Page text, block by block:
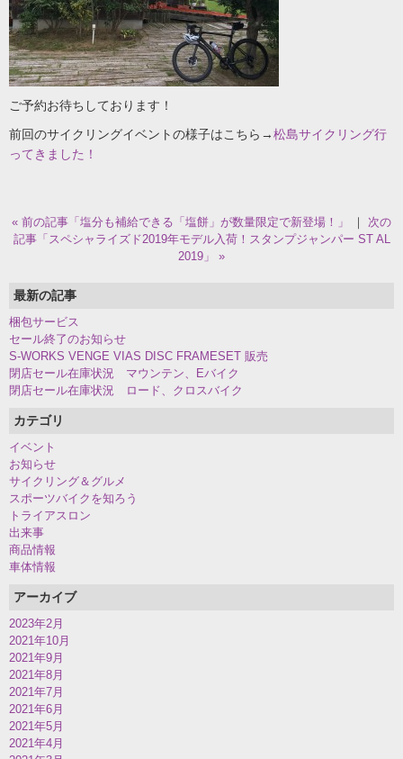
ご予約お待ちしております！
前回のサイクリングイベントの様子はこちら→松島サイクリング行
ってきました！
« 前の記事「塩分も補給できる「塩餅」が数量限定で新登場！」 ｜ 次の
記事「スペシャライズド2019年モデル入荷！スタンプジャンパー ST AL
2019」 »
最新の記事
梱包サービス
セール終了のお知らせ
S-WORKS VENGE VIAS DISC FRAMESET 販売
閉店セール在庫状況 マウンテン、Eバイク
閉店セール在庫状況 ロード、クロスバイク
カテゴリ
イベント
お知らせ
サイクリング＆グルメ
スポーツバイクを知ろう
トライアスロン
出来事
商品情報
車体情報
アーカイブ
2023年2月
2021年10月
2021年9月
2021年8月
2021年7月
2021年6月
2021年5月
2021年4月